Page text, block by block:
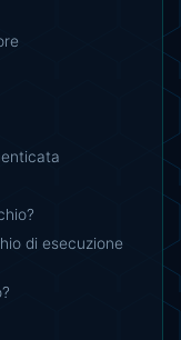
di esecuzione